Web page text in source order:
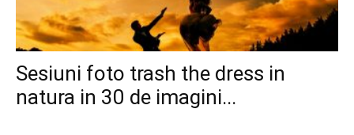
Sesiuni foto trash the dress in
natura in 30 de imagini...